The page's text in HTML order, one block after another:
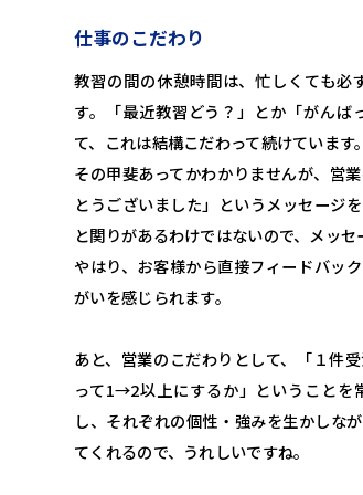
仕事のこだわり
教習の間の休憩時間は、忙しくても必
す。「最近教習どう？」とか「がん
て、これは結構こだわって続けています。
その甲斐あってかわかりませんが、営
とうございました」というメッセージ
と関りがあるわけではないので、メッ
やはり、お客様から直接フィードバッ
がいを感じられます。
あと、営業のこだわりとして、「１件
って1→2以上にするか」ということを
し、それぞれの個性・強みを生かしな
てくれるので、うれしいですね。